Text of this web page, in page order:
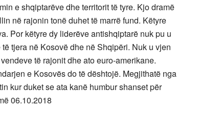
e shqiptarëve dhe territorit të tyre. Kjo dramë
në rajonin tonë duhet të marrë fund. Këtyre
Por këtyre dy liderëve antishqiptarë nuk pu u
tjera në Kosovë dhe në Shqipëri. Nuk u vjen
të rajonit dhe ato euro-amerikane.
e Kosovës do të dështojë. Megjithatë nga
kur duket se ata kanë humbur shanset për
06.10.2018